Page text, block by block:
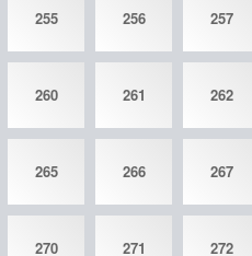
255 256 257
260 261 262
265 266 267
270 271 272